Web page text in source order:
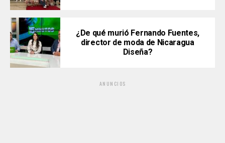
¿De qué murió Fernando Fuentes,
director de moda de Nicaragua
Diseña?
ANUNCIOS